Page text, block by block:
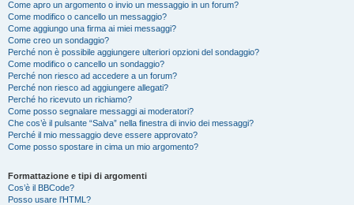
Come apro un argomento o invio un messaggio in un forum?
Come modifico o cancello un messaggio?
Come aggiungo una firma ai miei messaggi?
Come creo un sondaggio?
Perché non è possibile aggiungere ulteriori opzioni del sondaggio?
Come modifico o cancello un sondaggio?
Perché non riesco ad accedere a un forum?
Perché non riesco ad aggiungere allegati?
Perché ho ricevuto un richiamo?
Come posso segnalare messaggi ai moderatori?
Che cos’è il pulsante “Salva” nella finestra di invio dei messaggi?
Perché il mio messaggio deve essere approvato?
Come posso spostare in cima un mio argomento?
Formattazione e tipi di argomenti
Cos’è il BBCode?
Posso usare l’HTML?